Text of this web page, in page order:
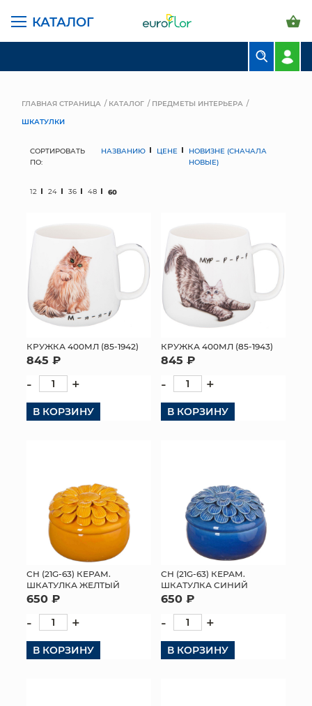
КАТАЛОГ
СВАДЕБНАЯ ФЛОРИСТИКА
ГРУНТЫ И УДОБРЕНИЯ
ПРЕДМЕТЫ ИНТЕРЬЕРА
ВАЗЫ
КОРЗИНЫ
ПОДАРОЧНЫЕ КАРТЫ
ТОРГОВЫЙ ЦЕНТР
ОПТОВЫМ КЛИЕНТАМ
ДОСТАВКА И ОПЛАТА
КОНТАКТЫ
ГЛАВНАЯ СТРАНИЦА КАТАЛОГ
ПРЕДМЕТЫ ИНТЕРЬЕРА
ШКАТУЛКИ
СОРТИРОВАТЬ
ПО:
НАЗВАНИЮ ЦЕНЕ
НОВИЗНЕ (СНАЧАЛА
НОВЫЕ)
12 24 36 48 60
КРУЖКА 400МЛ (85-1942)
845 ₽
- +
В КОРЗИНУ
КРУЖКА 400МЛ (85-1943)
845 ₽
- +
В КОРЗИНУ
СН (21G-63) КЕРАМ.
ШКАТУЛКА ЖЕЛТЫЙ
650 ₽
- +
В КОРЗИНУ
СН (21G-63) КЕРАМ.
ШКАТУЛКА СИНИЙ
650 ₽
- +
В КОРЗИНУ